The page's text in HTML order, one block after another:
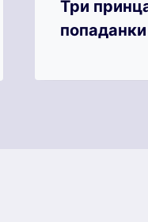
Три
попаданки